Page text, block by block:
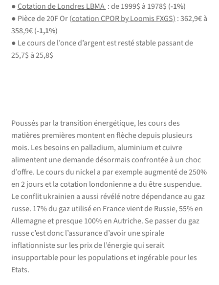
● Cotation de Londres LBMA : de 1999$ à 1978$ (-1%)
● Pièce de 20F Or (cotation CPOR by Loomis FXGS) : 362,9€ à
358,9€ (-1,1%)
● Le cours de l’once d’argent est resté stable passant de
25,7$ à 25,8$
Poussés par la transition énergétique, les cours des
matières premières montent en flèche depuis plusieurs
mois. Les besoins en palladium, aluminium et cuivre
alimentent une demande désormais confrontée à un choc
d’offre. Le cours du nickel a par exemple augmenté de 250%
en 2 jours et la cotation londonienne a du être suspendue.
Le conflit ukrainien a aussi révélé notre dépendance au gaz
russe. 17% du gaz utilisé en France vient de Russie, 55% en
Allemagne et presque 100% en Autriche. Se passer du gaz
russe c’est donc l’assurance d’avoir une spirale
inflationniste sur les prix de l’énergie qui serait
insupportable pour les populations et ingérable pour les
Etats.